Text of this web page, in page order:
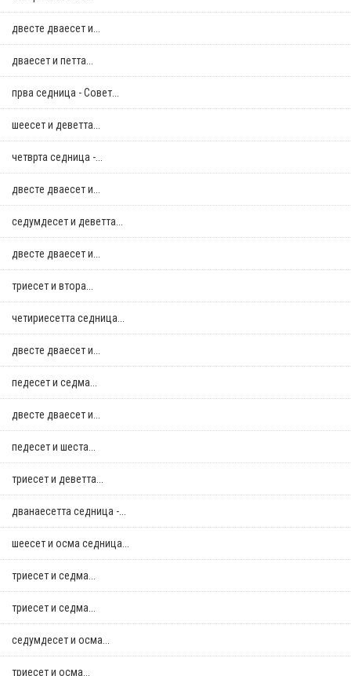
двестe дваесет и...
дваесет и петта...
прва седница - Совет...
шеесет и деветта...
четврта седница -...
двестe дваесет и...
седумдесет и деветта...
двестe дваесет и...
триесет и втора...
четириесетта седница...
двестe дваесет и...
педесет и седма...
двестe дваесет и...
педесет и шеста...
триесет и деветта...
дванаесетта седница -...
шеесет и осма седница...
триесет и седма...
триесет и седма...
седумдесет и осма...
триесет и осма...